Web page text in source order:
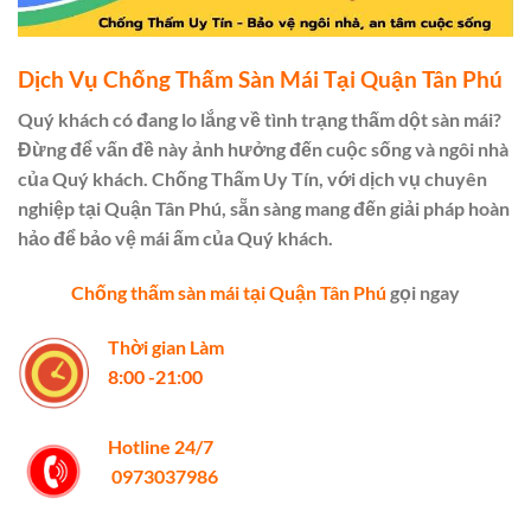
Dịch Vụ Chống Thấm Sàn Mái Tại Quận Tân Phú
Quý khách có đang lo lắng về tình trạng thấm dột sàn mái?
Đừng để vấn đề này ảnh hưởng đến cuộc sống và ngôi nhà
của Quý khách. Chống Thấm Uy Tín, với dịch vụ chuyên
nghiệp tại Quận Tân Phú, sẵn sàng mang đến giải pháp hoàn
hảo để bảo vệ mái ấm của Quý khách.
Chống thấm sàn mái tại Quận Tân Phú gọi ngay
Thời gian Làm
8:00 -21:00
Hotline 24/7
0973037986